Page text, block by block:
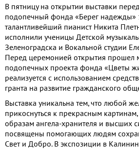
В пятницу на открытии выставки
подопечный фонда «Берег надежды»
талантливейший пианист Никита
исполнили ученицы Детской
Зеленоградска и Вокальной студии
Перед церемонией открытия прошел
подопечных проекта фонда «Цветы
реализуется с использованием
гранта на развитие гражданского
Выставка уникальна тем, что любой
прикоснуться к прекрасным
образам ангела-хранителя и высших
посвящены помогающих людям
Свет и Добро. В экспозиции в